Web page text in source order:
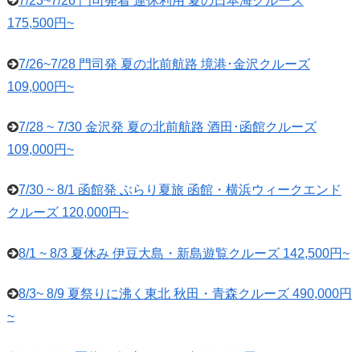
175,500円~
7/26~7/28 門司発 夏の北前航路 境港･金沢クルーズ
109,000円~
7/28 ~ 7/30 金沢発 夏の北前航路 酒田･函館クルーズ
109,000円~
7/30 ~ 8/1 函館発 ぶらり夏旅 函館・横浜ウィークエンド
クルーズ 120,000円~
8/1 ~ 8/3 夏休み 伊豆大島・新島遊覧クルーズ 142,500円~
8/3~ 8/9 夏祭りに沸く東北 秋田・青森クルーズ 490,000円
~